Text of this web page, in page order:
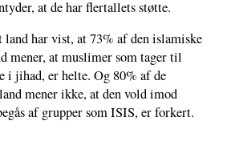
at de har flertallets støtte.
har vist, at 73% af den islamiske
mener, at muslimer som tager til
i jihad, er helte. Og 80% af de
mener ikke, at den vold imod
af grupper som ISIS, er forkert.